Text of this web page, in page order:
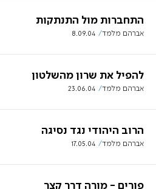
התחברות מול התנתקות
אברהם מלמד 8.09.04
להפיל את שרון מהשלטון
אברהם מלמד 23.06.04
הרוב היהודי נגד נסיגה
אברהם מלמד 17.05.04
פורים - מורה דרך קצר